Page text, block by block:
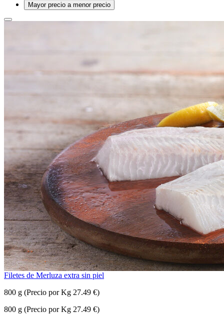
Mayor precio a menor precio
Filetes de Merluza extra sin piel
800 g (Precio por Kg 27.49 €)
800 g (Precio por Kg 27.49 €)